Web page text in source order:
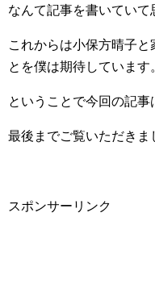
なんて記事を書いていて
これからは小保方晴子
とを僕は期待しています
ということで今回の記事
最後までご覧いただきま
スポンサーリンク